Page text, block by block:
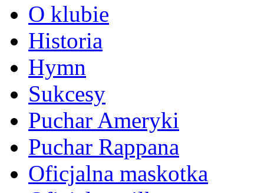
O klubie
Historia
Hymn
Sukcesy
Puchar Ameryki
Puchar Rappana
Oficjalna maskotka